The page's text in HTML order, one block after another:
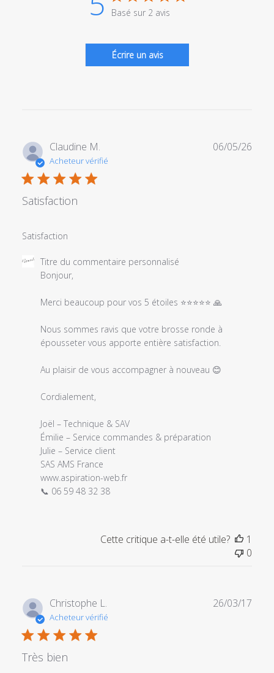
Basé sur 2 avis
Écrire un avis
Claudine M.
Acheteur vérifié
Satisfaction
Satisfaction
Commentaires
l'examen
Titre
commentaire
2026
Titre du commentaire personnalisé
Bonjour,
Merci beaucoup pour vos 5 étoiles ⭐⭐⭐⭐⭐ 🙏
Nous sommes ravis que votre brosse ronde à
épousseter vous apporte entière satisfaction.
Au plaisir de vous accompagner à nouveau 😊
Cordialement,
Joël – Technique & SAV
Émilie – Service commandes & préparation
Julie – Service client
www.aspiration-web.fr
📞 06 59 48 32 38
06/05/26
Cette critique a-t-elle été utile?
1
0
Christophe L.
Acheteur vérifié
Très bien
26/03/17